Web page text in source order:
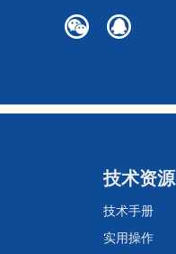
技术资源
技术手册
实用操作